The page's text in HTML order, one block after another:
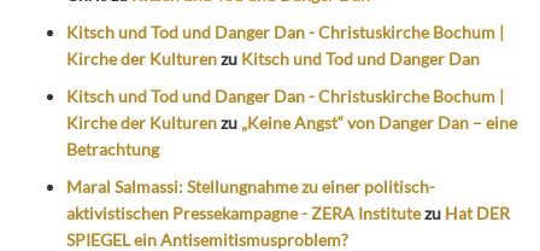
Kitsch und Tod und Danger Dan - Christuskirche Bochum |
Kirche der Kulturenzu Kitsch und Tod und Danger Dan
Kitsch und Tod und Danger Dan - Christuskirche Bochum |
Kirche der Kulturenzu „Keine Angst“ von Danger Dan – eine
Betrachtung
Maral Salmassi: Stellungnahme zu einer politisch-
aktivistischen Pressekampagne - ZERA Institutezu Hat DER
SPIEGEL ein Antisemitismusproblem?